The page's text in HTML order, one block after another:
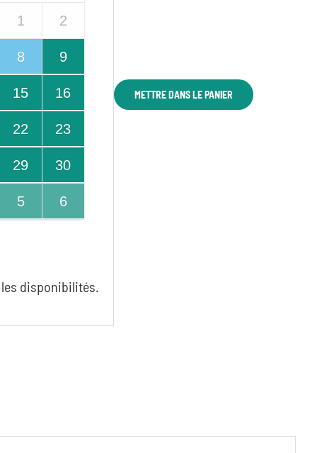
1 2
8 9
15 16
22 23
29 30
5 6
disponibilités.
METTRE DANS LE PANIER